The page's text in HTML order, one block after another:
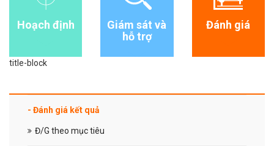
Hoạch định
Giám sát và
hỗ trợ
Đánh giá
title-block
- Đánh giá kết quả
Đ/G theo mục tiêu